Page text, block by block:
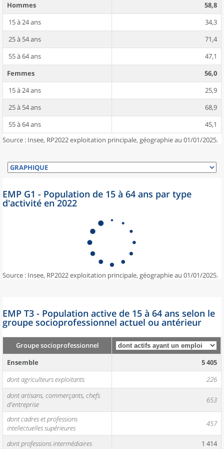
Hommes
58,8
15 à 24 ans
34,3
25 à 54 ans
71,4
55 à 64 ans
47,1
Femmes
56,0
15 à 24 ans
25,9
25 à 54 ans
68,9
55 à 64 ans
45,1
Source : Insee, RP2022 exploitation principale, géographie au 01/01/2025.
EMP G1 - Population de 15 à 64 ans par type
d'activité en 2022
Source : Insee, RP2022 exploitation principale, géographie au 01/01/2025.
EMP T3 - Population active de 15 à 64 ans selon le
groupe socioprofessionnel actuel ou antérieur
Groupe socioprofessionnel
Ensemble
5 405
dont agriculteurs exploitants
226
dont artisans, commerçants, chefs
d'entreprise
653
dont cadres et professions
intellectuelles supérieures
457
dont professions intermédiaires 1 414